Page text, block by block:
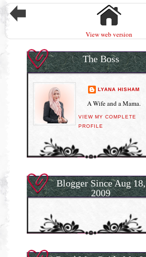
View web version
The Boss
LYANA HISHAM
A Wife and a Mama.
VIEW MY COMPLETE
PROFILE
Blogger Since Aug 18,
2009